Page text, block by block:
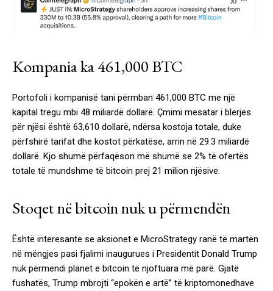
Kompania ka 461,000 BTC
Portofoli i kompanisë tani përmban 461,000 BTC me një
kapital tregu mbi 48 miliardë dollarë. Çmimi mesatar i blerjes
për njësi është 63,610 dollarë, ndërsa kostoja totale, duke
përfshirë tarifat dhe kostot përkatëse, arrin në 29.3 miliardë
dollarë. Kjo shumë përfaqëson më shumë se 2% të ofertës
totale të mundshme të bitcoin prej 21 milion njësive.
Stoqet në bitcoin nuk u përmendën
Është interesante se aksionet e MicroStrategy ranë të martën
në mëngjes pasi fjalimi inaugurues i Presidentit Donald Trump
nuk përmendi planet e bitcoin të njoftuara më parë. Gjatë
fushatës, Trump mbrojti “epokën e artë” të kriptomonedhave